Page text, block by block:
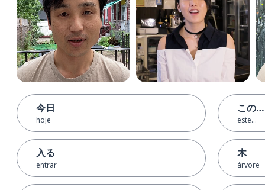
今日
hoje
入る
entrar
この…
este...
木
árvore